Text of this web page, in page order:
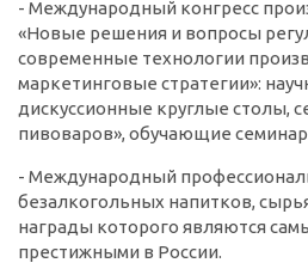
- Международный конгресс
«Новые решения и вопросы
современные технологии
маркетинговые стратегии»:
дискуссионные круглые столы,
пивоваров», обучающие
- Международный
безалкогольных напитков,
награды которого являются
престижными в России.